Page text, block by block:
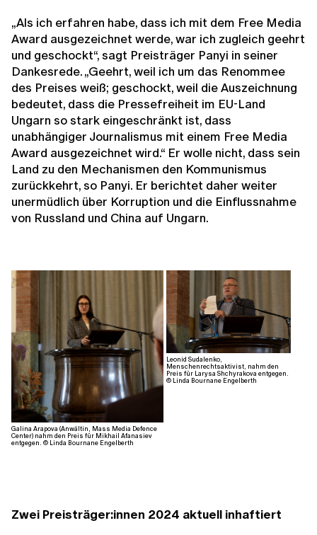
„Als ich erfahren habe, dass ich mit dem Free Media
Award ausgezeichnet werde, war ich zugleich geehrt
und geschockt“, sagt Preisträger Panyi in seiner
Dankesrede. „Geehrt, weil ich um das Renommee
des Preises weiß; geschockt, weil die Auszeichnung
bedeutet, dass die Pressefreiheit im EU-Land
Ungarn so stark eingeschränkt ist, dass
unabhängiger Journalismus mit einem Free Media
Award ausgezeichnet wird.“ Er wolle nicht, dass sein
Land zu den Mechanismen den Kommunismus
zurückkehrt, so Panyi. Er berichtet daher weiter
unermüdlich über Korruption und die Einflussnahme
von Russland und China auf Ungarn.
Galina Arapova (Anwältin, Mass Media Defence
Center) nahm den Preis für Mikhail Afanasiev
entgegen. © Linda Bournane Engelberth
Leonid Sudalenko,
Menschenrechtsaktivist, nahm den
Preis für Larysa Shchyrakova entgegen.
© Linda Bournane Engelberth
Zwei Preisträger:innen 2024 aktuell inhaftiert